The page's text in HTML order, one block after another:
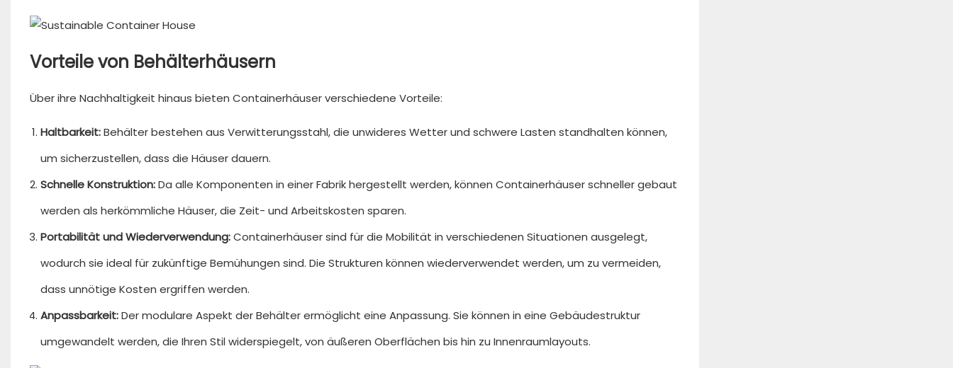
Vorteile von Behälterhäusern
Über ihre Nachhaltigkeit hinaus bieten Containerhäuser verschiedene Vorteile:
Haltbarkeit:Behälter bestehen aus Verwitterungsstahl, die unwideres Wetter und schwere Lasten standhalten können,
um sicherzustellen, dass die Häuser dauern.
Schnelle Konstruktion:Da alle Komponenten in einer Fabrik hergestellt werden, können Containerhäuser schneller gebaut
werden als herkömmliche Häuser, die Zeit- und Arbeitskosten sparen.
Portabilität und Wiederverwendung:Containerhäuser sind für die Mobilität in verschiedenen Situationen ausgelegt,
wodurch sie ideal für zukünftige Bemühungen sind. Die Strukturen können wiederverwendet werden, um zu vermeiden,
dass unnötige Kosten ergriffen werden.
Anpassbarkeit:Der modulare Aspekt der Behälter ermöglicht eine Anpassung. Sie können in eine Gebäudestruktur
umgewandelt werden, die Ihren Stil widerspiegelt, von äußeren Oberflächen bis hin zu Innenraumlayouts.